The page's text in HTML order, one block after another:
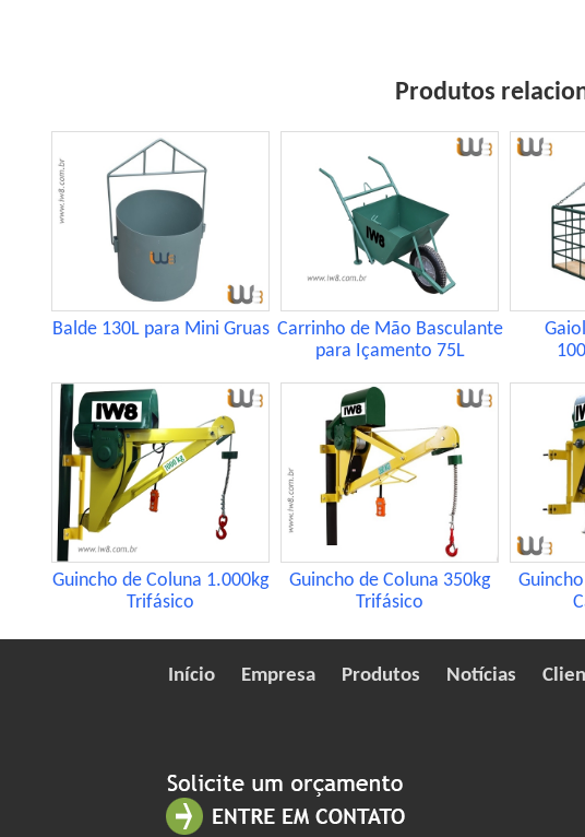
Produtos
Balde 130L para Mini Gruas Carrinho de Mão Basculante
para Içamento 75L
Guincho de Coluna 1.000kg
Trifásico
Guincho de Coluna 350kg
Trifásico
Início Empresa Produtos Notícias